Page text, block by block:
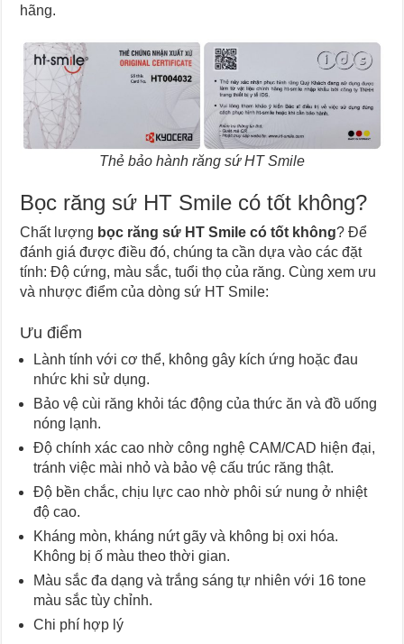
hãng.
Thẻ bảo hành răng sứ HT Smile
Bọc răng sứ HT Smile có tốt không?
Chất lượng bọc răng sứ HT Smile có tốt không? Để
đánh giá được điều đó, chúng ta cần dựa vào các đặt
tính: Độ cứng, màu sắc, tuổi thọ của răng. Cùng xem ưu
và nhược điểm của dòng sứ HT Smile:
Ưu điểm
Lành tính với cơ thể, không gây kích ứng hoặc đau
nhức khi sử dụng.
Bảo vệ cùi răng khỏi tác động của thức ăn và đồ uống
nóng lạnh.
Độ chính xác cao nhờ công nghệ CAM/CAD hiện đại,
tránh việc mài nhỏ và bảo vệ cấu trúc răng thật.
Độ bền chắc, chịu lực cao nhờ phôi sứ nung ở nhiệt
độ cao.
Kháng mòn, kháng nứt gãy và không bị oxi hóa.
Không bị ố màu theo thời gian.
Màu sắc đa dạng và trắng sáng tự nhiên với 16 tone
màu sắc tùy chỉnh.
Chi phí hợp lý